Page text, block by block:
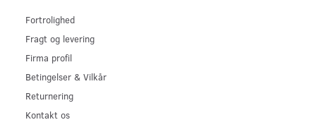
Fortrolighed
Fragt og levering
Firma profil
Betingelser & Vilkår
Returnering
Kontakt os